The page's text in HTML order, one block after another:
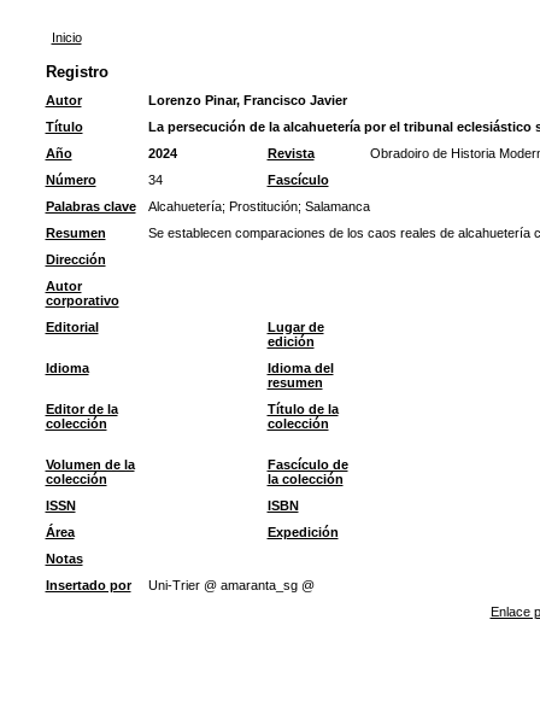
Inicio
Registro
Autor
Lorenzo Pinar, Francisco Javier
Título
La persecución de la alcahuetería por el tribunal eclesiástico
Año
2024 Revista
Obradoiro de Historia
Número
34
Fascículo
Palabras clave
Alcahuetería; Prostitución; Salamanca
Resumen
Se establecen comparaciones de los caos reales de alcahuetería
Dirección
Autor
corporativo
Editorial
Lugar de
edición
Idioma
Idioma del
resumen
Editor de la
colección
Título de la
colección
Volumen de la
colección
Fascículo de
la colección
ISSN
ISBN
Área
Expedición
Notas
Insertado por
Uni-Trier @ amaranta_sg @
Enlace